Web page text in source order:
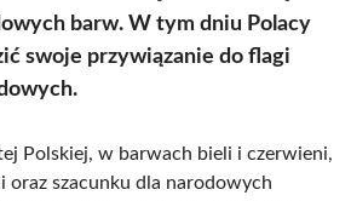
barw. W tym dniu Polacy
swoje przywiązanie do flagi
Polskiej, w barwach bieli i czerwieni,
oraz szacunku dla narodowych